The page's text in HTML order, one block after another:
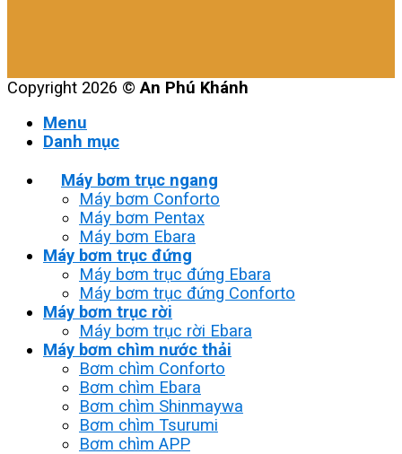
Copyright 2026 © An Phú Khánh
Menu
Danh mục
Máy bơm trục ngang
Máy bơm Conforto
Máy bơm Pentax
Máy bơm Ebara
Máy bơm trục đứng
Máy bơm trục đứng Ebara
Máy bơm trục đứng Conforto
Máy bơm trục rời
Máy bơm trục rời Ebara
Máy bơm chìm nước thải
Bơm chìm Conforto
Bơm chìm Ebara
Bơm chìm Shinmaywa
Bơm chìm Tsurumi
Bơm chìm APP